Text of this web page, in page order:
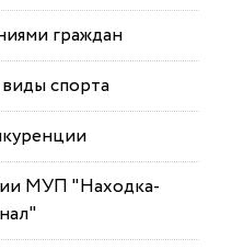
граждан
спорта
МУП "Находка-